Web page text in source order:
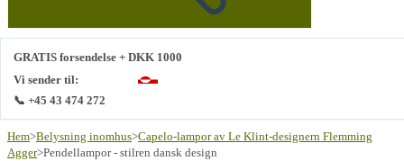
GRATIS forsendelse + DKK 1000
Vi sender til:
📞 +45 43 474 272
Hem>Belysning inomhus>Capelo-lampor av Le Klint-designern Flemming
Agger>Pendellampor - stilren dansk design